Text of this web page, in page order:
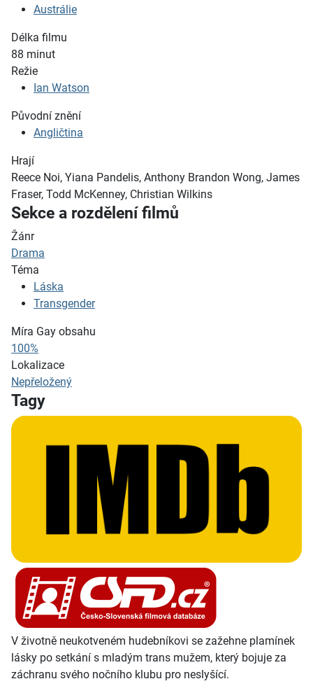
Austrálie
Délka filmu
88 minut
Režie
Ian Watson
Původní znění
Angličtina
Hrají
Reece Noi, Yiana Pandelis, Anthony Brandon Wong, James
Fraser, Todd McKenney, Christian Wilkins
Sekce a rozdělení filmů
Žánr
Drama
Téma
Láska
Transgender
Míra Gay obsahu
100%
Lokalizace
Nepřeložený
Tagy
V životně neukotveném hudebníkovi se zažehne plamínek
lásky po setkání s mladým trans mužem, který bojuje za
záchranu svého nočního klubu pro neslyšící.